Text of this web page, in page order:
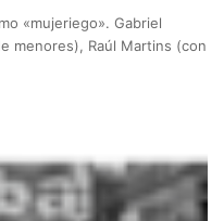
«mujeriego». Gabriel
menores), Raúl Martins (con